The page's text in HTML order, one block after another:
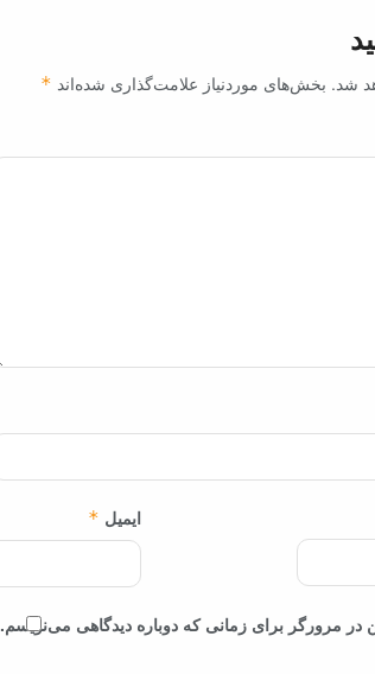
شد. بخش‌های موردنیاز علامت‌گذاری شده‌اند *
ایمیل *
در مرورگر برای زمانی که دوباره دیدگاهی می‌نویسم.